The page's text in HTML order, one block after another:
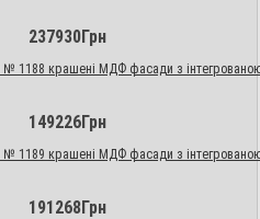
237930Грн
№ 1188 крашені МДФ фасади з
149226Грн
№ 1189 крашені МДФ фасади з
191268Грн